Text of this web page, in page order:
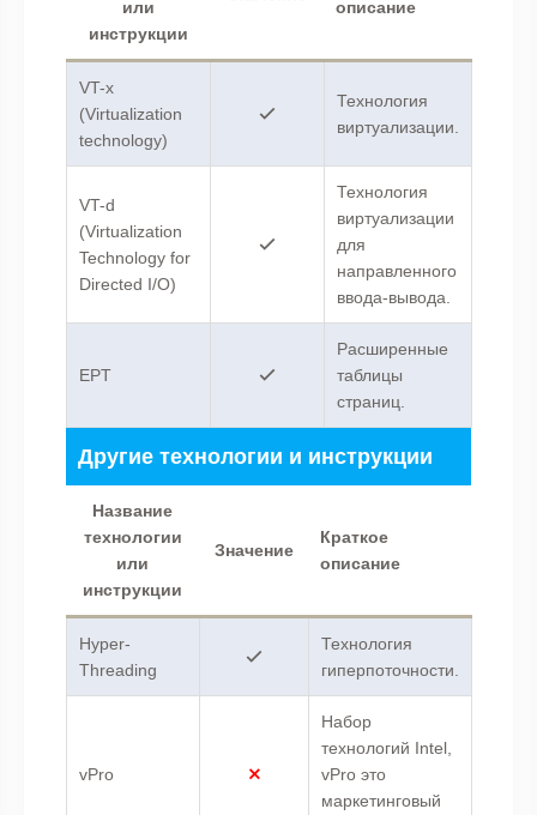
или
инструкции
описание
VT-x
(Virtualization
technology)
Технология
виртуализации.
VT-d
(Virtualization
Technology for
Directed I/O)
Технология
виртуализации
для
направленного
ввода-вывода.
EPT
Расширенные
таблицы
страниц.
Другие технологии и инструкции
Название
технологии
или
инструкции
Значение
Краткое
описание
Hyper-
Threading
Технология
гиперпоточности.
vPro
Набор
технологий Intel,
vPro это
маркетинговый